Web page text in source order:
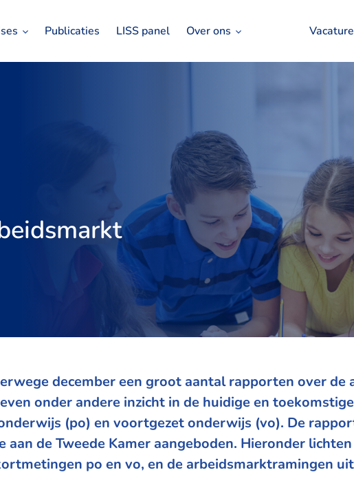
Publicaties LISS panel Over ons
december een groot aantal rapporten over de
onder andere inzicht in de huidige en toekomstige
(po) en voortgezet onderwijs (vo). De
aan de Tweede Kamer aangeboden. Hieronder
po en vo, en de arbeidsmarktramingen